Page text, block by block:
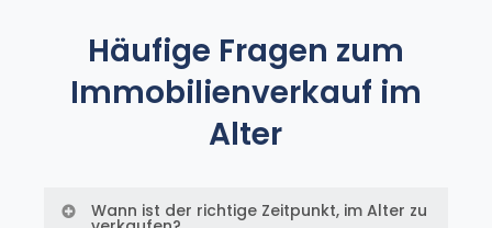
Häufige Fragen zum
Immobilienverkauf im
Alter
Wann ist der richtige Zeitpunkt, im Alter zu